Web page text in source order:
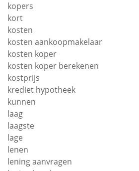
kopers
kort
kosten
kosten aankoopmakelaar
kosten koper
kosten koper berekenen
kostprijs
krediet hypotheek
kunnen
laag
laagste
lage
lenen
lening aanvragen